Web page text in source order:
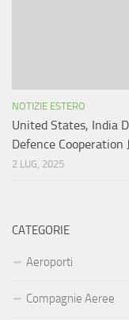
NOTIZIE ESTERO
United States, India
Defence
2 LUG, 2025
CATEGORIE
Aeroporti
Compagnie Aeree